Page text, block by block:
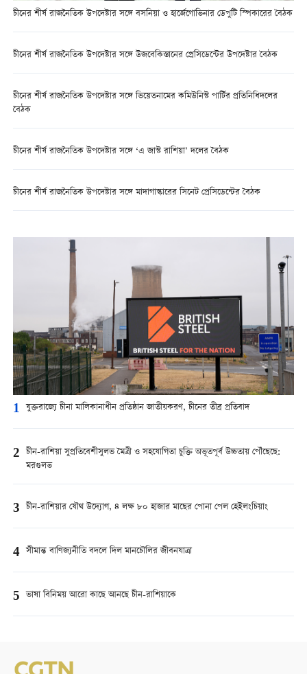
চীনের শীর্ষ রাজনৈতিক উপদেষ্টার সঙ্গে বসনিয়া ও হার্জেগোভিনার ডেপুটি স্পিকারের বৈঠক
চীনের শীর্ষ রাজনৈতিক উপদেষ্টার সঙ্গে উজবেকিস্তানের প্রেসিডেন্টের উপদেষ্টার বৈঠক
চীনের শীর্ষ রাজনৈতিক উপদেষ্টার সঙ্গে ভিয়েতনামের কমিউনিস্ট পার্টির প্রতিনিধিদলের
বৈঠক
চীনের শীর্ষ রাজনৈতিক উপদেষ্টার সঙ্গে ‘এ জাস্ট রাশিয়া’ দলের বৈঠক
চীনের শীর্ষ রাজনৈতিক উপদেষ্টার সঙ্গে মাদাগাস্কারের সিনেট প্রেসিডেন্টের বৈঠক
1 যুক্তরাজ্যে চীনা মালিকানাধীন প্রতিষ্ঠান জাতীয়করণ, চীনের তীব্র প্রতিবাদ
2 চীন-রাশিয়া সুপ্রতিবেশীসুলভ মৈত্রী ও সহযোগিতা চুক্তি অভূতপূর্ব উচ্চতায় পৌঁছেছে:
মরগুলভ
3 চীন-রাশিয়ার যৌথ উদ্যোগ, ৪ লক্ষ ৮০ হাজার মাছের পোনা পেল হেইলংচিয়াং
4 সীমান্ত বাণিজ্যনীতি বদলে দিল মানচৌলির জীবনযাত্রা
5 ভাষা বিনিময় আরো কাছে আনছে চীন-রাশিয়াকে